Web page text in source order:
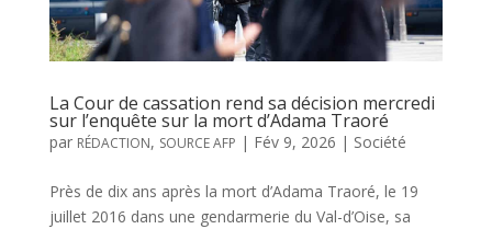
La Cour de cassation rend sa décision mercredi
sur l’enquête sur la mort d’Adama Traoré
par RÉDACTION, SOURCE AFP | Fév 9, 2026 | Société
Près de dix ans après la mort d’Adama Traoré, le 19
juillet 2016 dans une gendarmerie du Val-d’Oise, sa